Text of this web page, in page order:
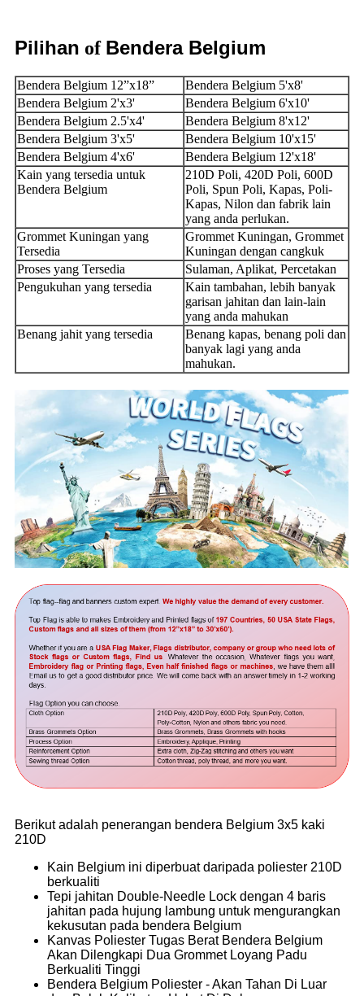
Pilihan of Bendera Belgium
Bendera Belgium 12”x18”
Bendera Belgium 5'x8'
Bendera Belgium 2'x3'
Bendera Belgium 6'x10'
Bendera Belgium 2.5'x4'
Bendera Belgium 8'x12'
Bendera Belgium 3'x5'
Bendera Belgium 10'x15'
Bendera Belgium 4'x6'
Bendera Belgium 12'x18'
Kain yang tersedia untuk
Bendera Belgium
210D Poli, 420D Poli, 600D
Poli, Spun Poli, Kapas, Poli-
Kapas, Nilon dan fabrik lain
yang anda perlukan.
Grommet Kuningan yang
Tersedia
Grommet Kuningan, Grommet
Kuningan dengan cangkuk
Proses yang Tersedia
Sulaman, Aplikat, Percetakan
Pengukuhan yang tersedia
Kain tambahan, lebih banyak
garisan jahitan dan lain-lain
yang anda mahukan
Benang jahit yang tersedia
Benang kapas, benang poli dan
banyak lagi yang anda
mahukan.
Berikut adalah penerangan bendera Belgium 3x5 kaki
210D
Kain Belgium ini diperbuat daripada poliester 210D
berkualiti
Tepi jahitan Double-Needle Lock dengan 4 baris
jahitan pada hujung lambung untuk mengurangkan
kekusutan pada bendera Belgium
Kanvas Poliester Tugas Berat Bendera Belgium
Akan Dilengkapi Dua Grommet Loyang Padu
Berkualiti Tinggi
Bendera Belgium Poliester - Akan Tahan Di Luar